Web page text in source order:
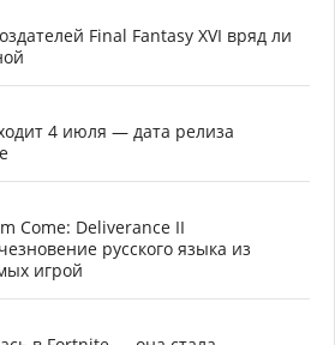
Final Fantasy XVI вряд ли
4 июля — дата релиза
Come: Deliverance II
русского языка из
игрой